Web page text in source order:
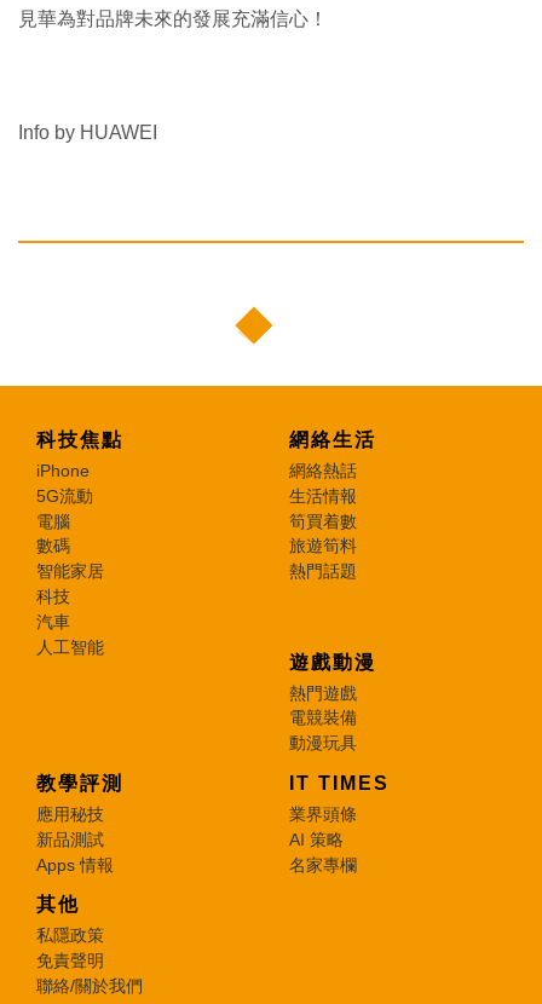
見華為對品牌未來的發展充滿信心！
Info by HUAWEI
科技焦點
iPhone
5G流動
電腦
數碼
智能家居
科技
汽車
人工智能
網絡生活
網絡熱話
生活情報
筍買着數
旅遊筍料
熱門話題
遊戲動漫
熱門遊戲
電競裝備
動漫玩具
教學評測
應用秘技
新品測試
Apps 情報
IT TIMES
業界頭條
AI 策略
名家專欄
其他
私隱政策
免責聲明
聯絡/關於我們